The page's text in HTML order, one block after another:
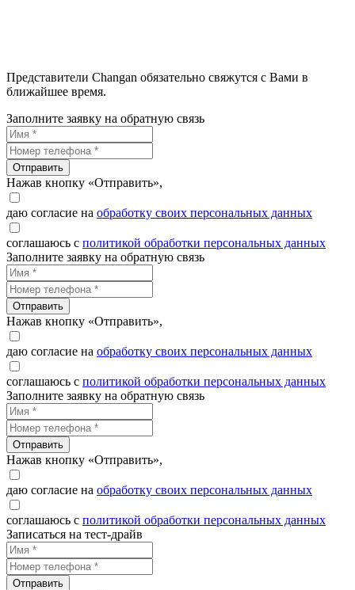
Представители Changan обязательно свяжутся с Вами в
ближайшее время.
Заполните заявку на обратную связь
Отправить
Нажав кнопку «Отправить»,
даю согласие на обработку своих персональных данных
соглашаюсь с политикой обработки персональных данных
Заполните заявку на обратную связь
Отправить
Нажав кнопку «Отправить»,
даю согласие на обработку своих персональных данных
соглашаюсь с политикой обработки персональных данных
Заполните заявку на обратную связь
Отправить
Нажав кнопку «Отправить»,
даю согласие на обработку своих персональных данных
соглашаюсь с политикой обработки персональных данных
Записаться на тест-драйв
Отправить